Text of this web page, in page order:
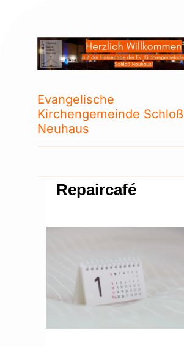
Evangelische
Kirchengemeinde Schloß
Neuhaus
Repaircafé